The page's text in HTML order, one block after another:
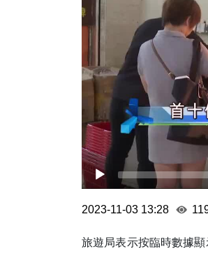
2023-11-03 13:28
旅遊局表示按臨時數據